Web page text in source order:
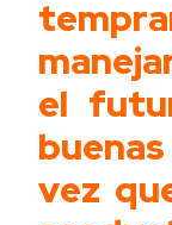
el
vez